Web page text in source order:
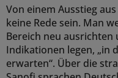
Von einem Ausstieg
keine Rede sein. Man
Bereich neu
Indikationen legen, „in
erwarten“. Über die